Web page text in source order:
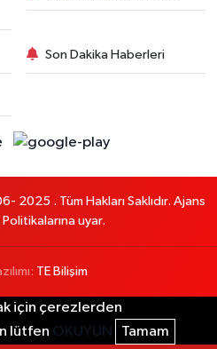
Son Dakika Haberleri
2025 . Tüm Hakları Saklıdır. Ajans
Politikalarına uyar.
TE Bilişim
için çerezlerden
lütfen OKUYUN Tamam